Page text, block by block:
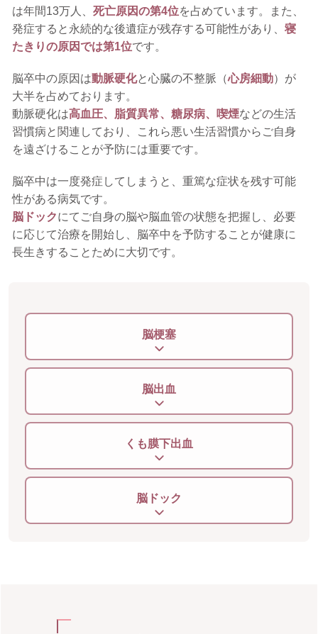
は年間13万人、死亡原因の第4位を占めています。また、
発症すると永続的な後遺症が残存する可能性があり、寝
たきりの原因では第1位です。
脳卒中の原因は動脈硬化と心臓の不整脈（心房細動）が
大半を占めております。
動脈硬化は高血圧、脂質異常、糖尿病、喫煙などの生活
習慣病と関連しており、これら悪い生活習慣からご自身
を遠ざけることが予防には重要です。
脳卒中は一度発症してしまうと、重篤な症状を残す可能
性がある病気です。
脳ドックにてご自身の脳や脳血管の状態を把握し、必要
に応じて治療を開始し、脳卒中を予防することが健康に
長生きすることために大切です。
脳梗塞
脳出血
くも膜下出血
脳ドック